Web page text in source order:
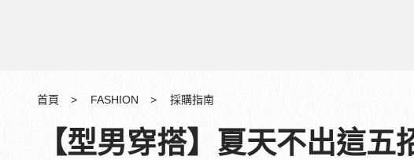
首頁 FASHION 採購指南
【型男穿搭】夏天不出這